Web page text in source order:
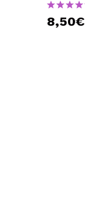
8,50€